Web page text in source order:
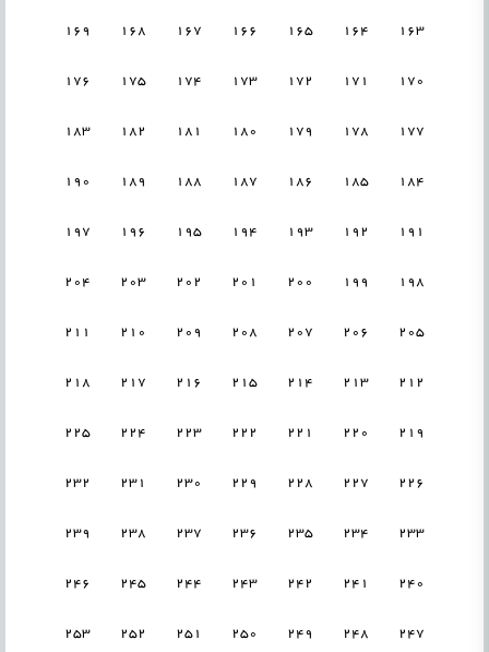
163
164
165
166
167
168
169
170
171
172
173
174
175
176
177
178
179
180
181
182
183
184
185
186
187
188
189
190
191
192
193
194
195
196
197
198
199
200
201
202
203
204
205
206
207
208
209
210
211
212
213
214
215
216
217
218
219
220
221
222
223
224
225
226
227
228
229
230
231
232
233
234
235
236
237
238
239
240
241
242
243
244
245
246
247
248
249
250
251
252
253